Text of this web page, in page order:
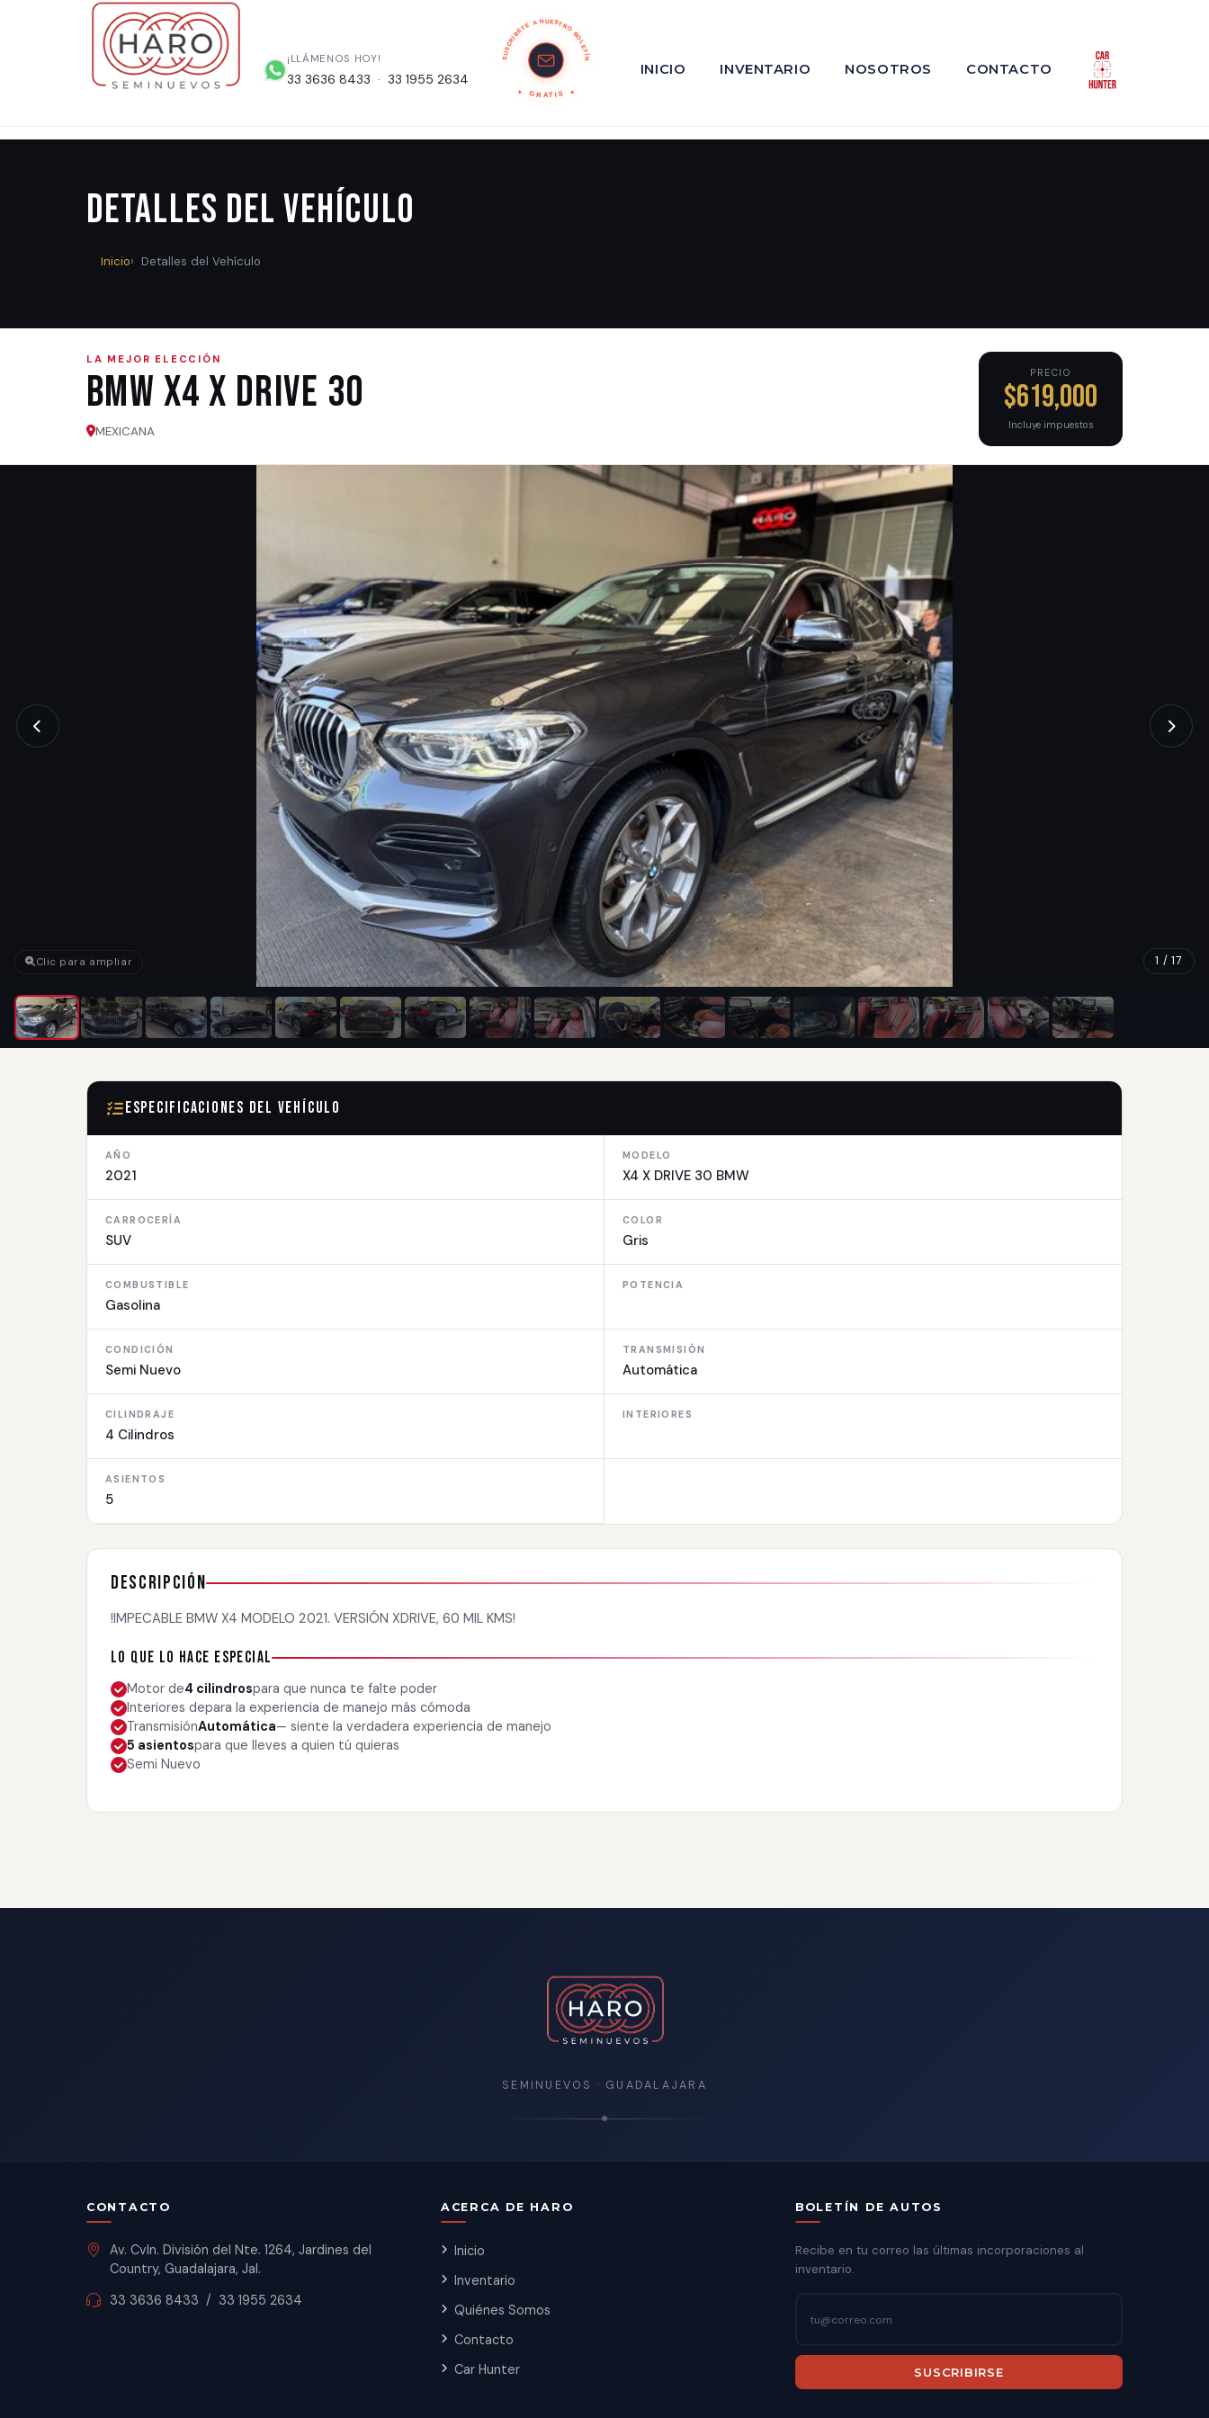
¡LLÁMENOS HOY!
33 3636 8433 · 33 1955 2634
SUSCRÍBETE A NUESTRO BOLETÍN
GRATIS
INICIO INVENTARIO NOSOTROS CONTACTO
Detalles del Vehículo
Inicio Detalles del Vehículo
LA MEJOR ELECCIÓN
BMW X4 X DRIVE 30
MEXICANA
PRECIO
$619,000
Incluye impuestos
1 / 17
Clic para ampliar
Especificaciones del Vehículo
AÑO
2021
MODELO
X4 X DRIVE 30 BMW
CARROCERÍA
SUV
COLOR
Gris
COMBUSTIBLE
Gasolina
POTENCIA
CONDICIÓN
Semi Nuevo
TRANSMISIÓN
Automática
CILINDRAJE
4 Cilindros
INTERIORES
ASIENTOS
5
Descripción
!IMPECABLE BMW X4 MODELO 2021. VERSIÓN XDRIVE, 60 MIL KMS!
Lo que lo hace especial
Motor de4 cilindrospara que nunca te falte poder
Interiores depara la experiencia de manejo más cómoda
TransmisiónAutomática— siente la verdadera experiencia de manejo
5 asientospara que lleves a quien tú quieras
Semi Nuevo
SEMINUEVOS · GUADALAJARA
CONTACTO
Av. Cvln. División del Nte. 1264, Jardines del
Country, Guadalajara, Jal.
33 3636 8433 / 33 1955 2634
ACERCA DE HARO
Inicio
Inventario
Quiénes Somos
Contacto
Car Hunter
BOLETÍN DE AUTOS
Recibe en tu correo las últimas incorporaciones al
inventario.
SUSCRIBIRSE